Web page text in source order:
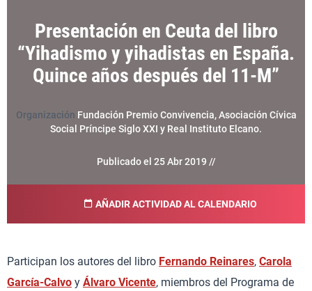
Presentación en Ceuta del libro
“Yihadismo y yihadistas en España.
Quince años después del 11-M”
Organización Fundación Premio Convivencia, Asociación Cívica
Social Príncipe Siglo XXI y Real Instituto Elcano.
Publicado el 25 Abr 2019 //
AÑADIR ACTIVIDAD AL CALENDARIO
Participan los autores del libro Fernando Reinares, Carola
García-Calvo y Álvaro Vicente, miembros del Programa de